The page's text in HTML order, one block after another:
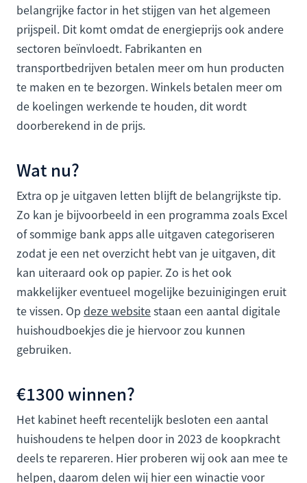
belangrijke factor in het stijgen van het algemeen
prijspeil. Dit komt omdat de energieprijs ook andere
sectoren beïnvloedt. Fabrikanten en
transportbedrijven betalen meer om hun producten
te maken en te bezorgen. Winkels betalen meer om
de koelingen werkende te houden, dit wordt
doorberekend in de prijs.
Wat nu?
Extra op je uitgaven letten blijft de belangrijkste tip.
Zo kan je bijvoorbeeld in een programma zoals Excel
of sommige bank apps alle uitgaven categoriseren
zodat je een net overzicht hebt van je uitgaven, dit
kan uiteraard ook op papier. Zo is het ook
makkelijker eventueel mogelijke bezuinigingen eruit
te vissen. Op deze websitestaan een aantal digitale
huishoudboekjes die je hiervoor zou kunnen
gebruiken.
€1300 winnen?
Het kabinet heeft recentelijk besloten een aantal
huishoudens te helpen door in 2023 de koopkracht
deels te repareren. Hier proberen wij ook aan mee te
helpen, daarom delen wij hier een winactie voor